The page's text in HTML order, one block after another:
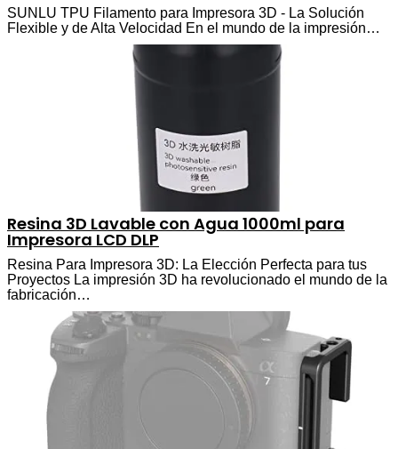
SUNLU TPU Filamento para Impresora 3D - La Solución
Flexible y de Alta Velocidad En el mundo de la impresión…
Resina 3D Lavable con Agua 1000ml para
Impresora LCD DLP
Resina Para Impresora 3D: La Elección Perfecta para tus
Proyectos La impresión 3D ha revolucionado el mundo de la
fabricación…